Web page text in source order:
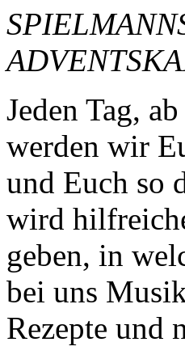
Jeden Tag,
werden wir
und Euch so
wird
geben, in
bei uns
Rezepte und